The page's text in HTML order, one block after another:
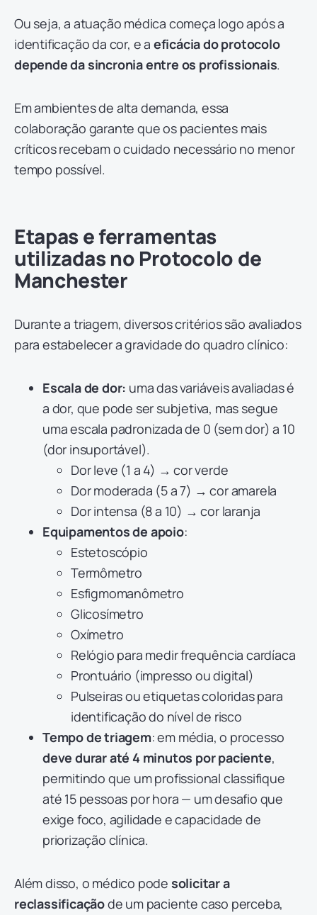
Ou seja, a atuação médica começa logo após a
identificação da cor, e a eficácia do protocolo
depende da sincronia entre os profissionais.
Em ambientes de alta demanda, essa
colaboração garante que os pacientes mais
críticos recebam o cuidado necessário no menor
tempo possível.
Etapas e ferramentas
utilizadas no Protocolo de
Manchester
Durante a triagem, diversos critérios são avaliados
para estabelecer a gravidade do quadro clínico:
Escala de dor: uma das variáveis avaliadas é
a dor, que pode ser subjetiva, mas segue
uma escala padronizada de 0 (sem dor) a 10
(dor insuportável).
Dor leve (1 a 4) → cor verde
Dor moderada (5 a 7) → cor amarela
Dor intensa (8 a 10) → cor laranja
Equipamentos de apoio:
Estetoscópio
Termômetro
Esfigmomanômetro
Glicosímetro
Oxímetro
Relógio para medir frequência cardíaca
Prontuário (impresso ou digital)
Pulseiras ou etiquetas coloridas para
identificação do nível de risco
Tempo de triagem: em média, o processo
deve durar até 4 minutos por paciente,
permitindo que um profissional classifique
até 15 pessoas por hora — um desafio que
exige foco, agilidade e capacidade de
priorização clínica.
Além disso, o médico pode solicitar a
reclassificaçãode um paciente caso perceba,